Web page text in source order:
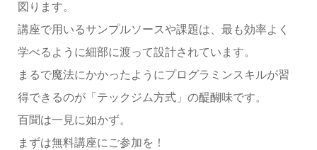
図ります。
講座で用いるサンプルソースや課題は、最も効率よく
学べるように細部に渡って設計されています。
まるで魔法にかかったようにプログラミンスキルが習
得できるのが「テックジム方式」の醍醐味です。
百聞は一見に如かず。
まずは無料講座にご参加を！